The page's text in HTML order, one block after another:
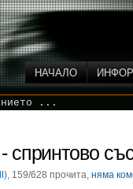
НАЧАЛО
...
спринтово
), 159/628 прочита, няма